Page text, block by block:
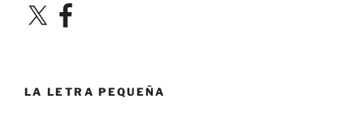
X Facebook
LA LETRA PEQUEÑA